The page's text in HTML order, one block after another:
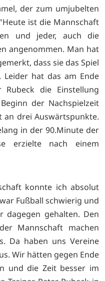
der zum umjubelten
ist die Mannschaft
und jeder, auch die
angenommen. Man hat
dass sie das Spiel
hat das am Ende
die Einstellung
der Nachspielzeit
an drei Auswärtspunkte.
in der 90.Minute der
erzielte nach einem
konnte ich absolut
Fußball schwierig und
dagegen gehalten. Den
Mannschaft machen
Da haben uns Vereine
Wir hätten gegen Ende
und die Zeit besser im